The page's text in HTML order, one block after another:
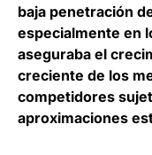
baja penetración
especialmente en
aseguraba el
creciente de los
competidores
aproximaciones